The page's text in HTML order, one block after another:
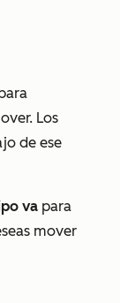
Los
de ese
va para
mover